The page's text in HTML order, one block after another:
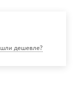
дешевле?